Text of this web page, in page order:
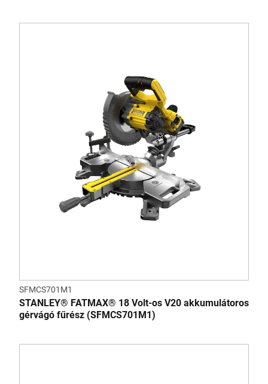
SFMCS701M1
STANLEY® FATMAX® 18 Volt-os V20 akkumulátoros
gérvágó fűrész (SFMCS701M1)